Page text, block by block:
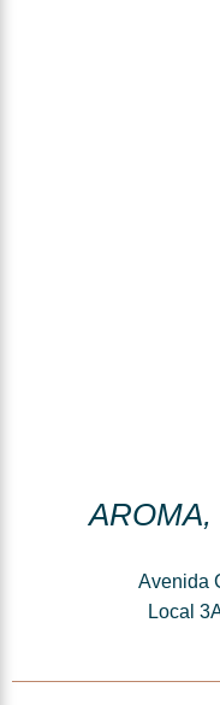
AROMA,
Avenida
Local